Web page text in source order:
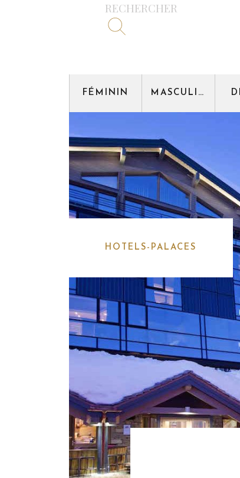
RECHERCHER
FÉMININ MASCULIN
HOTELS-PALACES